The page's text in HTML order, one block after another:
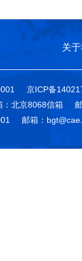
关
京ICP备
：北京8068信箱
邮箱：